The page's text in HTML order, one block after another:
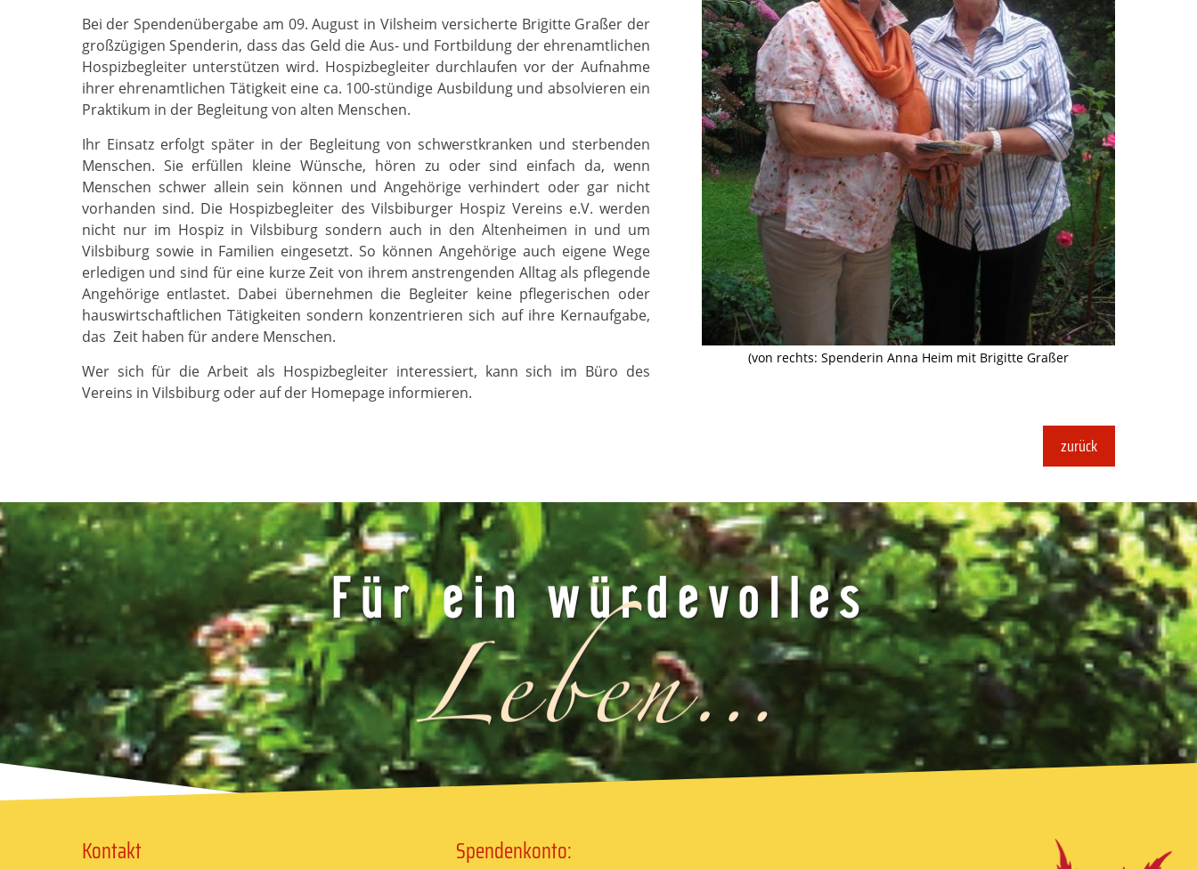
(von rechts: Spenderin Anna Heim mit Brigitte Graßer
Bei der Spendenübergabe am 09. August in Vilsheim versicherte Brigitte Graßer der
großzügigen Spenderin, dass das Geld die Aus- und Fortbildung der ehrenamtlichen
Hospizbegleiter unterstützen wird. Hospizbegleiter durchlaufen vor der Aufnahme
ihrer ehrenamtlichen Tätigkeit eine ca. 100-stündige Ausbildung und absolvieren ein
Praktikum in der Begleitung von alten Menschen.
Ihr Einsatz erfolgt später in der Begleitung von schwerstkranken und sterbenden
Menschen. Sie erfüllen kleine Wünsche, hören zu oder sind einfach da, wenn
Menschen schwer allein sein können und Angehörige verhindert oder gar nicht
vorhanden sind. Die Hospizbegleiter des Vilsbiburger Hospiz Vereins e.V. werden
nicht nur im Hospiz in Vilsbiburg sondern auch in den Altenheimen in und um
Vilsbiburg sowie in Familien eingesetzt. So können Angehörige auch eigene Wege
erledigen und sind für eine kurze Zeit von ihrem anstrengenden Alltag als pflegende
Angehörige entlastet. Dabei übernehmen die Begleiter keine pflegerischen oder
hauswirtschaftlichen Tätigkeiten sondern konzentrieren sich auf ihre Kernaufgabe,
das Zeit haben für andere Menschen.
Wer sich für die Arbeit als Hospizbegleiter interessiert, kann sich im Büro des
Vereins in Vilsbiburg oder auf der Homepage informieren.
zurück
Kontakt Spendenkonto: